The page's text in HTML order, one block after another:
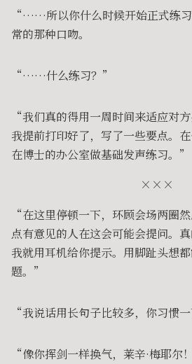
“……所以你什么时候开始正式练
常的那种口吻。
“……什么练习？”
“我们真的得用一周时间来适应对
我提前打印好了，写了一些要点。
在博士的办公室做基础发声练习。”
×××
“在这里停顿一下，环顾会场两圈
点有意见的人在这会可能会提问。真
我就用耳机给你提示。用脚趾头想
题。”
“我说话用长句子比较多，你习惯
“像你挥剑一样换气，莱辛·梅耶尔